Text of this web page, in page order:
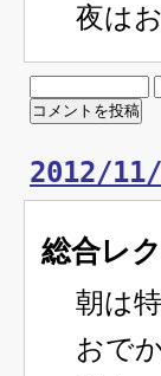
夜はお
2012/
総合レ
朝は特
おでか